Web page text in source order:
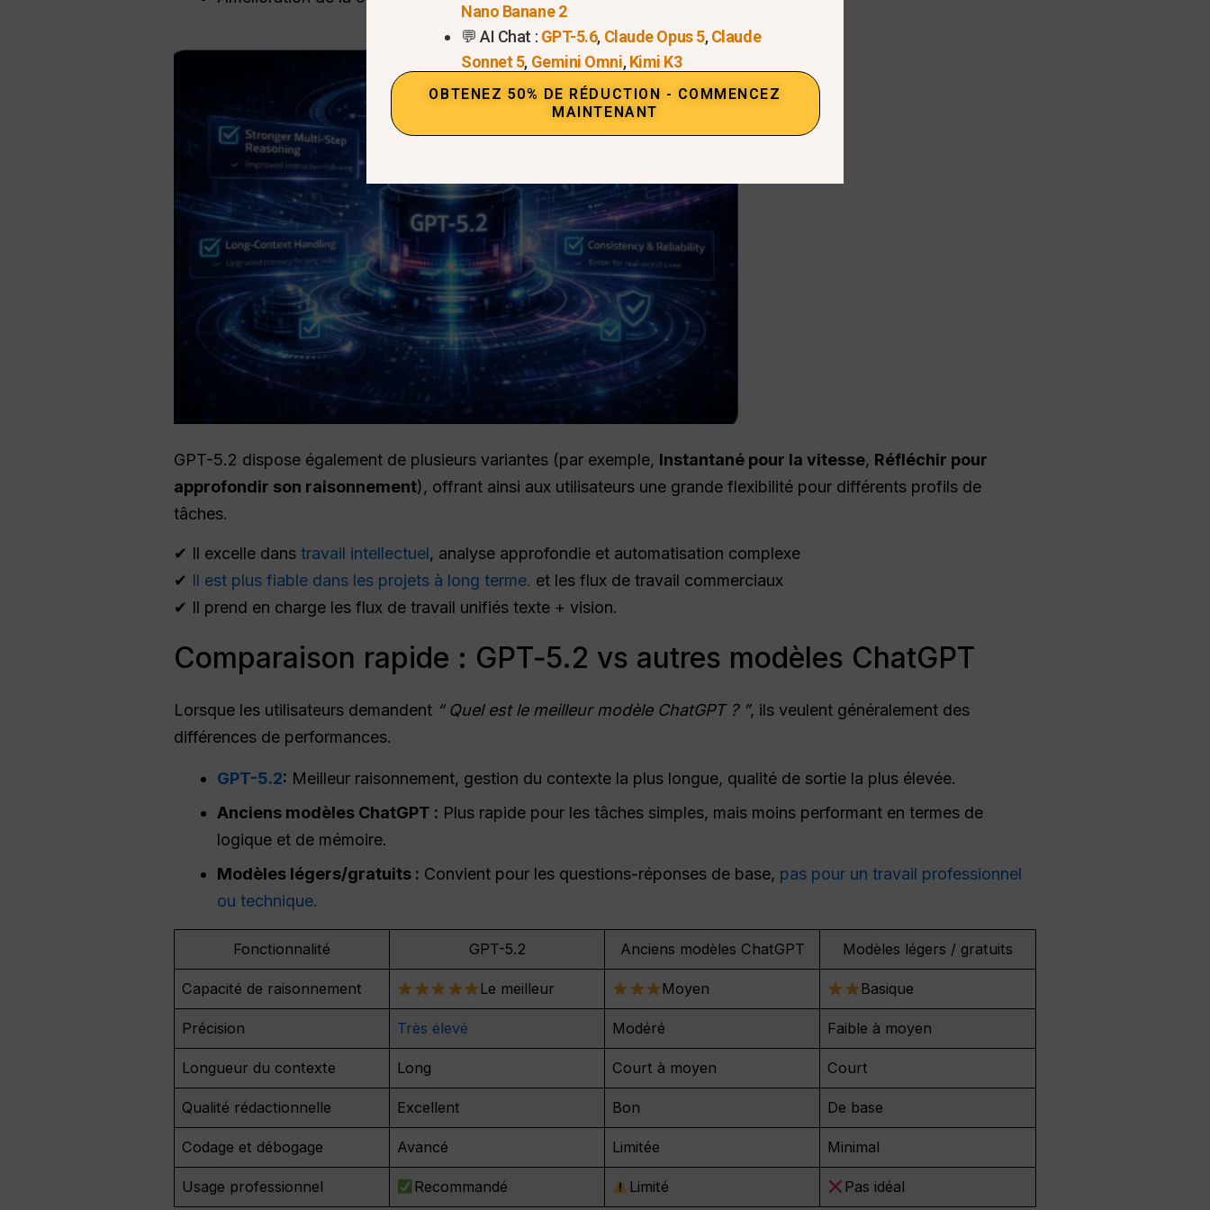
GPT-5.2 dispose également de plusieurs variantes (par exemple, Instantané pour la vitesse, Réfléchir pour
approfondir son raisonnement), offrant ainsi aux utilisateurs une grande flexibilité pour différents profils de
tâches.
✔ Il excelle dans travail intellectuel, analyse approfondie et automatisation complexe
✔ Il est plus fiable dans les projets à long terme. et les flux de travail commerciaux
✔ Il prend en charge les flux de travail unifiés texte + vision.
Comparaison rapide : GPT‑5.2 vs autres modèles ChatGPT
Lorsque les utilisateurs demandent “ Quel est le meilleur modèle ChatGPT ? ”, ils veulent généralement des
différences de performances.
GPT-5.2: Meilleur raisonnement, gestion du contexte la plus longue, qualité de sortie la plus élevée.
Anciens modèles ChatGPT : Plus rapide pour les tâches simples, mais moins performant en termes de
logique et de mémoire.
Modèles légers/gratuits : Convient pour les questions-réponses de base, pas pour un travail professionnel
ou technique.
Fonctionnalité GPT-5.2 Anciens modèles ChatGPT Modèles légers / gratuits
Capacité de raisonnement Le meilleur Moyen Basique
Précision Très élevé Modéré Faible à moyen
Longueur du contexte Long Court à moyen Court
Qualité rédactionnelle Excellent Bon De base
Codage et débogage Avancé Limitée Minimal
Usage professionnel Recommandé Limité Pas idéal
Nano Banane 2
💬 AI Chat : GPT-5.6, Claude Opus 5,Claude
Sonnet 5, Gemini Omni,Kimi K3
OBTENEZ 50% DE RÉDUCTION - COMMENCEZ
MAINTENANT